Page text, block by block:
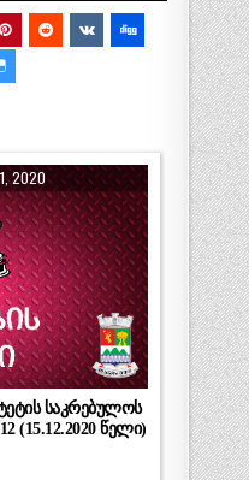
2020
საკრებულოს
(15.12.2020 წელი)